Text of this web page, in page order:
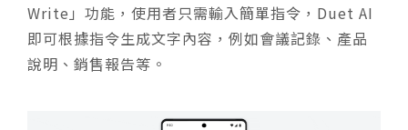
Write」功能，使用者只需輸入簡單指令，Duet AI
即可根據指令生成文字內容，例如會議記錄、產品
說明、銷售報告等。